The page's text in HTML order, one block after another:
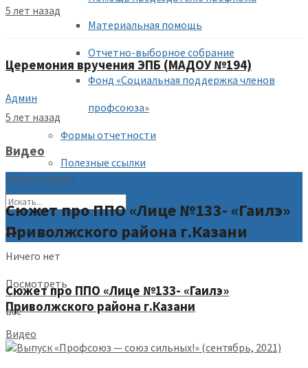
Материальная помощь
Отчетно-выборное собрание
Фонд «Социальная поддержка членов
профсоюза»
Формы отчетности
Полезные ссылки
Ничего нет
Посмотреть
все
5 лет назад
Церемония вручения ЭПБ (МАДОУ №194)
Админ
5 лет назад
Видео
Сейчас играет
Сюжет про ППО «Лице №133- «Гаилэ»
Приволжского района г.Казани
Сюжет про ППО «Лице №133- «Гаилэ»
Приволжского района г.Казани
Видео